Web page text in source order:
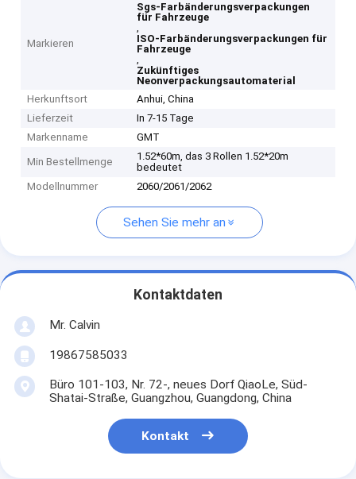
Markieren
Sgs-Farbänderungsverpackungen
für Fahrzeuge
,
ISO-Farbänderungsverpackungen für
Fahrzeuge
,
Zukünftiges
Neonverpackungsautomaterial
Herkunftsort
Anhui, China
Lieferzeit
In 7-15 Tage
Markenname
GMT
Min Bestellmenge
1.52*60m, das 3 Rollen 1.52*20m
bedeutet
Modellnummer
2060/2061/2062
Sehen Sie mehr an
Kontaktdaten
Mr. Calvin
19867585033
Büro 101-103, Nr. 72-, neues Dorf QiaoLe, Süd-
Shatai-Straße, Guangzhou, Guangdong, China
Kontakt